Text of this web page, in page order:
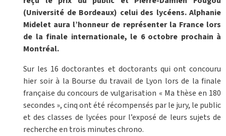
(Université de Bordeaux) celui des lycéens. Alphanie
Midelet aura l’honneur de représenter la France lors
de la finale internationale, le 6 octobre prochain à
Montréal.
Sur les 16 doctorantes et doctorants qui ont concouru
hier soir à la Bourse du travail de Lyon lors de la finale
française du concours de vulgarisation « Ma thèse en 180
secondes », cinq ont été récompensés par le jury, le public
et des classes de lycées pour l’exposé de leurs sujets de
recherche en trois minutes chrono.